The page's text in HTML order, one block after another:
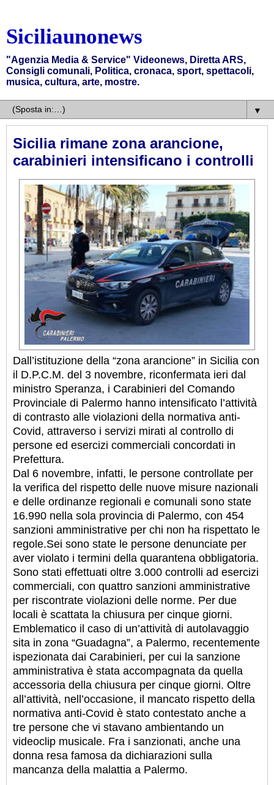
Siciliaunonews
"Agenzia Media & Service" Videonews, Diretta ARS,
Consigli comunali, Politica, cronaca, sport, spettacoli,
musica, cultura, arte, mostre.
▼
Sicilia rimane zona arancione,
carabinieri intensificano i controlli
Dall’istituzione della “zona arancione” in Sicilia con
il D.P.C.M. del 3 novembre, riconfermata ieri dal
ministro Speranza, i Carabinieri del Comando
Provinciale di Palermo hanno intensificato l’attività
di contrasto alle violazioni della normativa anti-
Covid, attraverso i servizi mirati al controllo di
persone ed esercizi commerciali concordati in
Prefettura.
Dal 6 novembre, infatti, le persone controllate per
la verifica del rispetto delle nuove misure nazionali
e delle ordinanze regionali e comunali sono state
16.990 nella sola provincia di Palermo, con 454
sanzioni amministrative per chi non ha rispettato le
regole.Sei sono state le persone denunciate per
aver violato i termini della quarantena obbligatoria.
Sono stati effettuati oltre 3.000 controlli ad esercizi
commerciali, con quattro sanzioni amministrative
per riscontrate violazioni delle norme. Per due
locali è scattata la chiusura per cinque giorni.
Emblematico il caso di un’attività di autolavaggio
sita in zona “Guadagna”, a Palermo, recentemente
ispezionata dai Carabinieri, per cui la sanzione
amministrativa è stata accompagnata da quella
accessoria della chiusura per cinque giorni. Oltre
all’attività, nell’occasione, il mancato rispetto della
normativa anti-Covid è stato contestato anche a
tre persone che vi stavano ambientando un
videoclip musicale. Fra i sanzionati, anche una
donna resa famosa da dichiarazioni sulla
mancanza della malattia a Palermo.